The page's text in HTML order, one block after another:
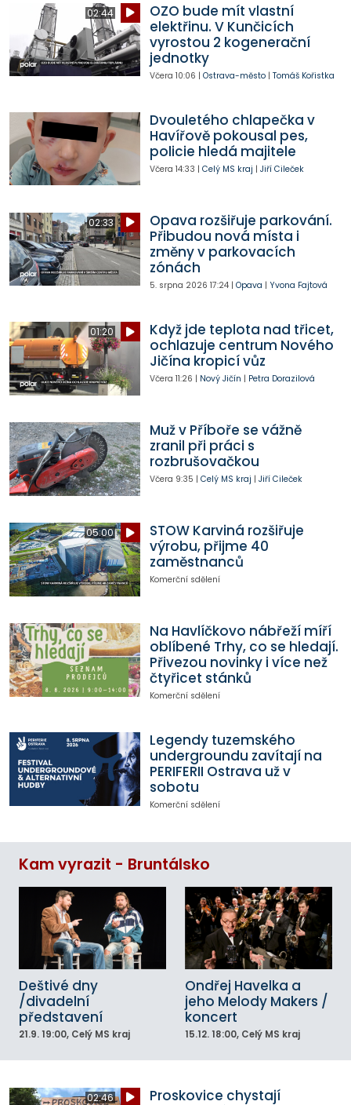
02:44
OZO bude mít vlastní
elektřinu. V Kunčicích
vyrostou 2 kogenerační
jednotky
Včera 10:06 | Ostrava-město| Tomáš Kořistka
Dvouletého chlapečka v
Havířově pokousal pes,
policie hledá majitele
Včera 14:33 | Celý MS kraj | Jiří Cileček
02:33
Opava rozšiřuje parkování.
Přibudou nová místa i
změny v parkovacích
zónách
5. srpna 2026 17:24| Opava | Yvona Fajtová
01:20
Když jde teplota nad třicet,
ochlazuje centrum Nového
Jičína kropicí vůz
Včera 11:26 | Nový Jičín | Petra Dorazilová
Muž v Příboře se vážně
zranil při práci s
rozbrušovačkou
Včera 9:35 | Celý MS kraj | Jiří Cileček
05:00
STOW Karviná rozšiřuje
výrobu, přijme 40
zaměstnanců
Komerční sdělení
Na Havlíčkovo nábřeží míří
oblíbené Trhy, co se hledají.
Přivezou novinky i více než
čtyřicet stánků
Komerční sdělení
Legendy tuzemského
undergroundu zavítají na
PERIFERII Ostrava už v
sobotu
Komerční sdělení
Kam vyrazit - Bruntálsko
Deštivé dny
/divadelní
představení
21.9. 19:00, Celý MS kraj
Ondřej Havelka a
jeho Melody Makers /
koncert
15.12. 18:00, Celý MS kraj
02:46
Proskovice chystají